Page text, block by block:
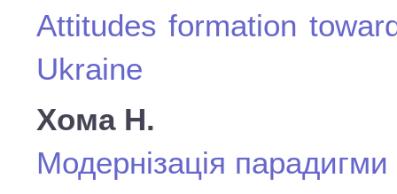
Attitudes formation
Ukraine
Хома Н.
Модернізація